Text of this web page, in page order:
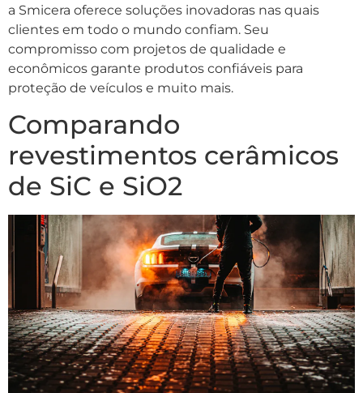
a Smicera oferece soluções inovadoras nas quais
clientes em todo o mundo confiam. Seu
compromisso com projetos de qualidade e
econômicos garante produtos confiáveis ​​para
proteção de veículos e muito mais.
Comparando
revestimentos cerâmicos
de SiC e SiO2